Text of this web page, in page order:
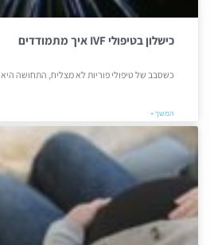
כישלון בטיפולי IVF איך מתמודדים
כשסבב של טיפולי פוריות לא מצליח, התחושה היא
המשך »